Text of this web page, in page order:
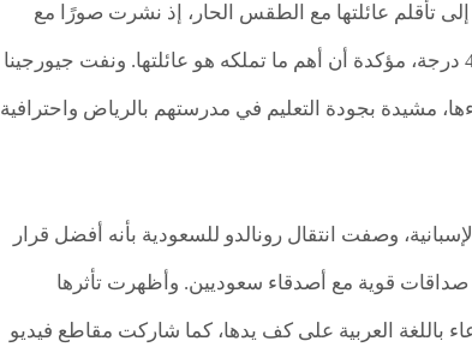
تأقلم عائلتها مع الطقس الحار، إذ نشرت صورًا مع
أبنائها في يوم بلغت حرارته 44 درجة، مؤكدة أن أهم ما تملكه هو عائلتها. ونفت جيورجينا
مشيدة بجودة التعليم في مدرستهم بالرياض واحترافية
وصفت انتقال رونالدو للسعودية بأنه أفضل قرار
صداقات قوية مع أصدقاء سعوديين. وأظهرت تأثرها
باللغة العربية على كف يدها، كما شاركت مقاطع فيديو